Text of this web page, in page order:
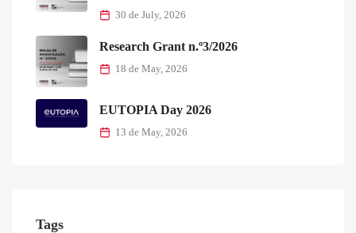
30 de July, 2026
Research Grant n.º3/2026
18 de May, 2026
EUTOPIA Day 2026
13 de May, 2026
Tags